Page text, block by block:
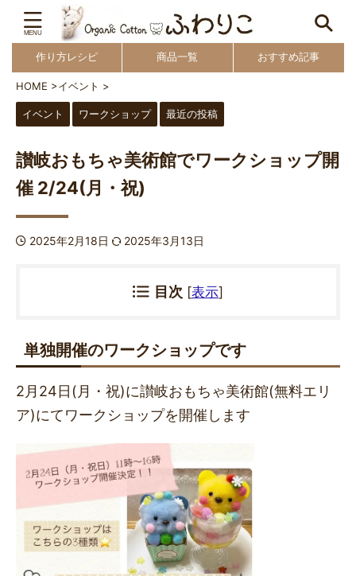
作り方レシピ 商品一覧 おすすめ記事
HOME >イベント >
イベント ワークショップ 最近の投稿
讃岐おもちゃ美術館でワークショップ開
催 2/24(月・祝)
2025年2月18日 2025年3月13日
目次 [表示]
単独開催のワークショップです
2月24日(月・祝)に讃岐おもちゃ美術館(無料エリ
ア)にてワークショップを開催します